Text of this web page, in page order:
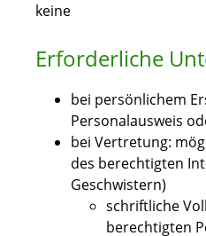
keine
Erforderliche
bei persönlichem
Personalausweis
bei Vertretung:
des berechtigten
Geschwistern)
schriftliche
berechtigten